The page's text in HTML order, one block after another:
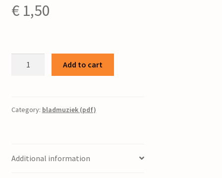
€1,50
HOOGSLAG
/
Add to cart
Category: bladmuziek (pdf)
Additional information